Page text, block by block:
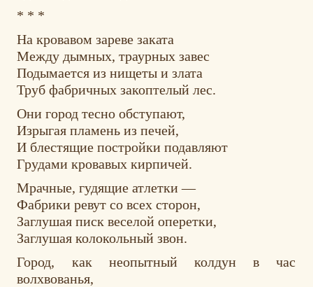
* * *
На кровавом зареве заката
Между дымных, траурных завес
Подымается из нищеты и злата
Труб фабричных закоптелый лес.
Они город тесно обступают,
Изрыгая пламень из печей,
И блестящие постройки подавляют
Грудами кровавых кирпичей.
Мрачные, гудящие атлетки —
Фабрики ревут со всех сторон,
Заглушая писк веселой оперетки,
Заглушая колокольный звон.
Город, как неопытный колдун в час
волхвованья,